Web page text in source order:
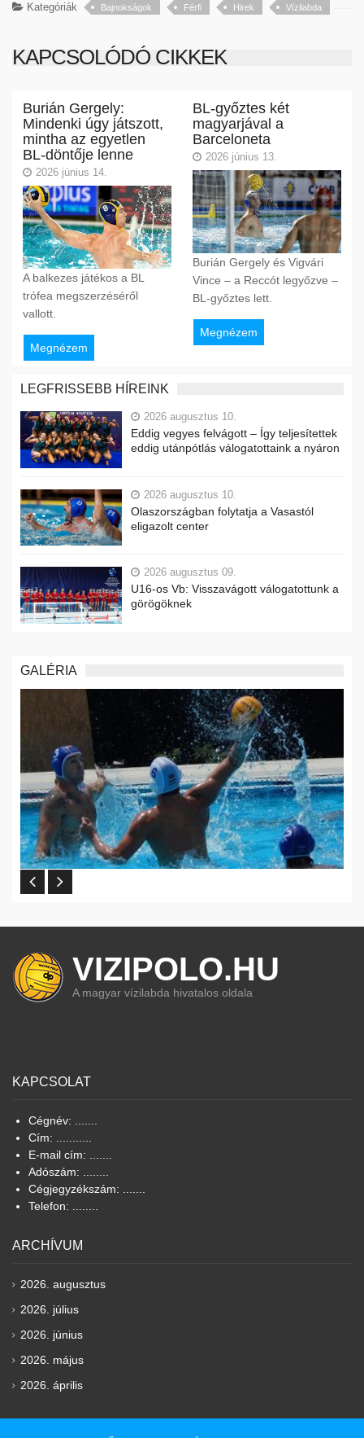
Kategóriák Bajnokságok Férfi Hirek Vízilabda
KAPCSOLÓDÓ CIKKEK
Burián Gergely:
Mindenki úgy játszott,
mintha az egyetlen
BL-döntője lenne
2026 június 14.
A balkezes játékos a BL
trófea megszerzéséről
vallott.
Megnézem
BL-győztes két
magyarjával a
Barceloneta
2026 június 13.
Burián Gergely és Vigvári
Vince – a Reccót legyőzve –
BL-győztes lett.
Megnézem
LEGFRISSEBB HÍREINK
2026 augusztus 10.
Eddig vegyes felvágott – Így teljesítettek
eddig utánpótlás válogatottaink a nyáron
2026 augusztus 10.
Olaszországban folytatja a Vasastól
eligazolt center
2026 augusztus 09.
U16-os Vb: Visszavágott válogatottunk a
görögöknek
GALÉRIA
VIZIPOLO.HU
A magyar vízilabda hivatalos oldala
KAPCSOLAT
Cégnév: .......
Cím: ...........
E-mail cím: .......
Adószám: ........
Cégjegyzékszám: .......
Telefon: ........
ARCHÍVUM
2026. augusztus
2026. július
2026. június
2026. május
2026. április